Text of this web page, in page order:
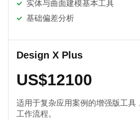
实体与曲面建模基本工具
基础偏差分析
Design X Plus
US$12100
适用于复杂应用案例的增强版工具
工作流程。